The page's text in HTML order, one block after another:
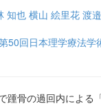
知也横山 絵里花 渡
50回日本理学療法学
踵骨の過回内によ